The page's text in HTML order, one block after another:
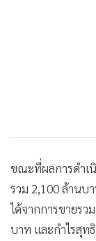
ขณะที่ผลการดำเ
รวม 2,100 ล้านบ
ได้จากการขายรว
บาท และกำไรสุท